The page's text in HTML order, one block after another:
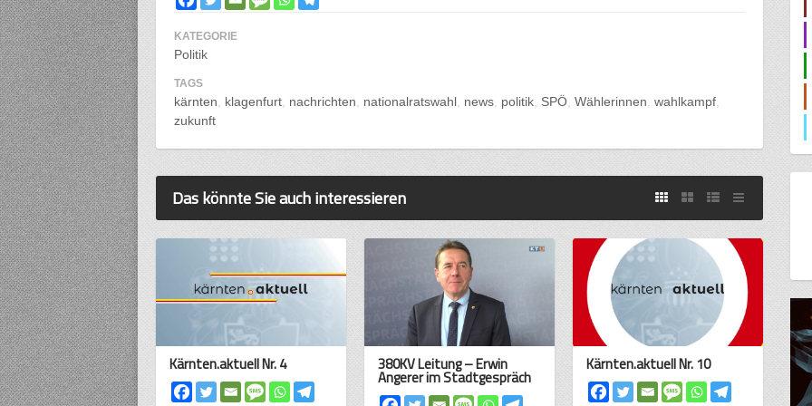
KATEGORIE
Politik
TAGS
kärnten klagenfurt nachrichten nationalratswahl news politik SPÖ Wählerinnen wahlkampf
zukunft
Das könnte Sie auch interessieren
Kärnten.aktuell Nr. 4 380KV Leitung – Erwin
Angerer im Stadtgespräch
Kärnten.aktuell Nr. 10